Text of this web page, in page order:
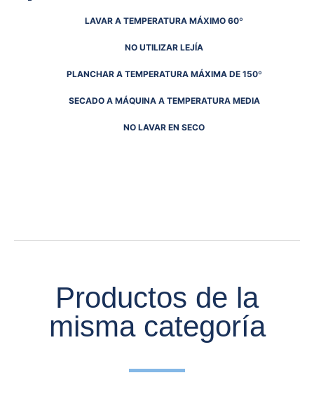
LAVAR A TEMPERATURA MÁXIMO 60º
NO UTILIZAR LEJÍA
PLANCHAR A TEMPERATURA MÁXIMA DE 150º
SECADO A MÁQUINA A TEMPERATURA MEDIA
NO LAVAR EN SECO
Productos de la
misma categoría